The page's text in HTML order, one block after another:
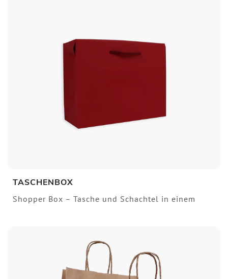
TASCHENBOX
Shopper Box – Tasche und Schachtel in einem